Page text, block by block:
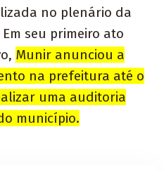
no plenário da
seu primeiro ato
Munir anunciou a
na prefeitura até o
uma auditoria
município.